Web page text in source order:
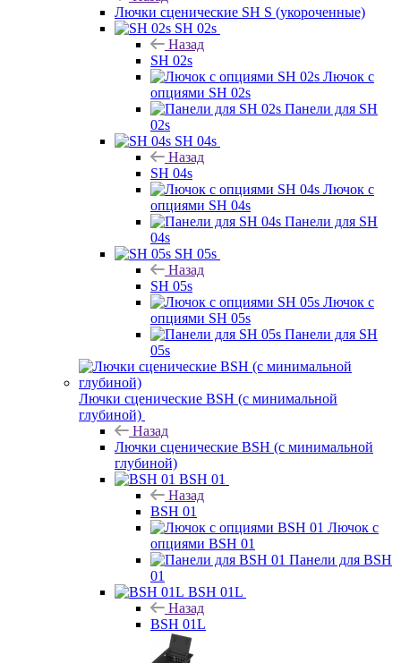
Лючки сценические SH S (укороченные)
SH 02s
Назад
SH 02s
Лючок с
опциями SH 02s
Панели для SH
02s
SH 04s
Назад
SH 04s
Лючок с
опциями SH 04s
Панели для SH
04s
SH 05s
Назад
SH 05s
Лючок с
опциями SH 05s
Панели для SH
05s
Лючки сценические BSH (с минимальной
глубиной)
Назад
Лючки сценические BSH (с минимальной
глубиной)
BSH 01
Назад
BSH 01
Лючок с
опциями BSH 01
Панели для BSH
01
BSH 01L
Назад
BSH 01L